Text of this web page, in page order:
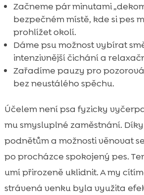
Začneme pár minutami
bezpečném místě, kde si pes
prohlížet okolí.
Dáme psu možnost vybírat
intenzivnější čichání a
Zařadíme pauzy pro
bez neustálého spěchu.
Účelem není psa fyzicky
mu smysluplné zaměstnání.
podnětům a možnosti věnovat
po procházce spokojený pes.
umí přirozeně uklidnit. A my
strávená venku byla využita